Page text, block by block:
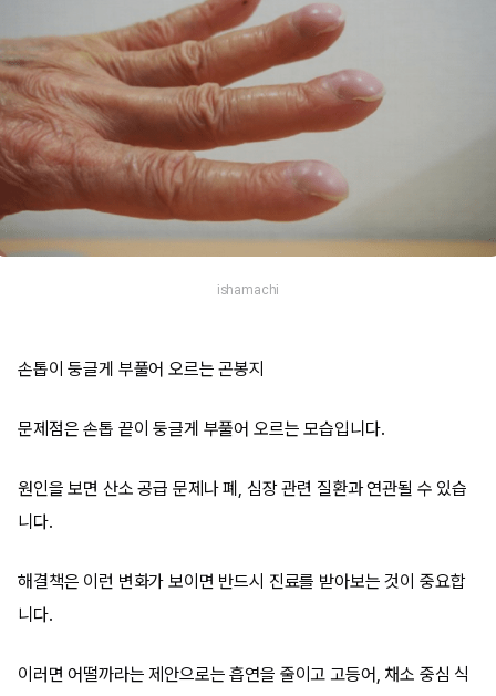
ishamachi
손톱이 둥글게 부풀어 오르는 곤봉지
문제점은 손톱 끝이 둥글게 부풀어 오르는 모습입니다.
원인을 보면 산소 공급 문제나 폐, 심장 관련 질환과 연관될 수 있습
니다.
해결책은 이런 변화가 보이면 반드시 진료를 받아보는 것이 중요합
니다.
이러면 어떨까라는 제안으로는 흡연을 줄이고 고등어, 채소 중심 식